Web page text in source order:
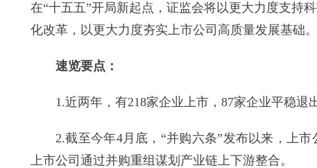
在“十五五”开局新起点，证监会将以更大力度支持
化改革，以更大力度夯实上市公司高质量发展基础。
速览要点：
1.近两年，有218家企业上市，87家企业平稳退
2.截至今年4月底，“并购六条”发布以来，上市
上市公司通过并购重组谋划产业链上下游整合。